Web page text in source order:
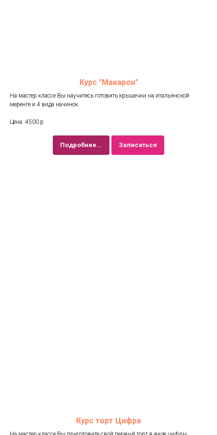
Курс "Макарон"
На мастер классе Вы научитесь готовить крышечки на итальянской
меренге и 4 вида начинок.
Цена: 4500 р
Подробнее... Записаться
Курс торт Цифра